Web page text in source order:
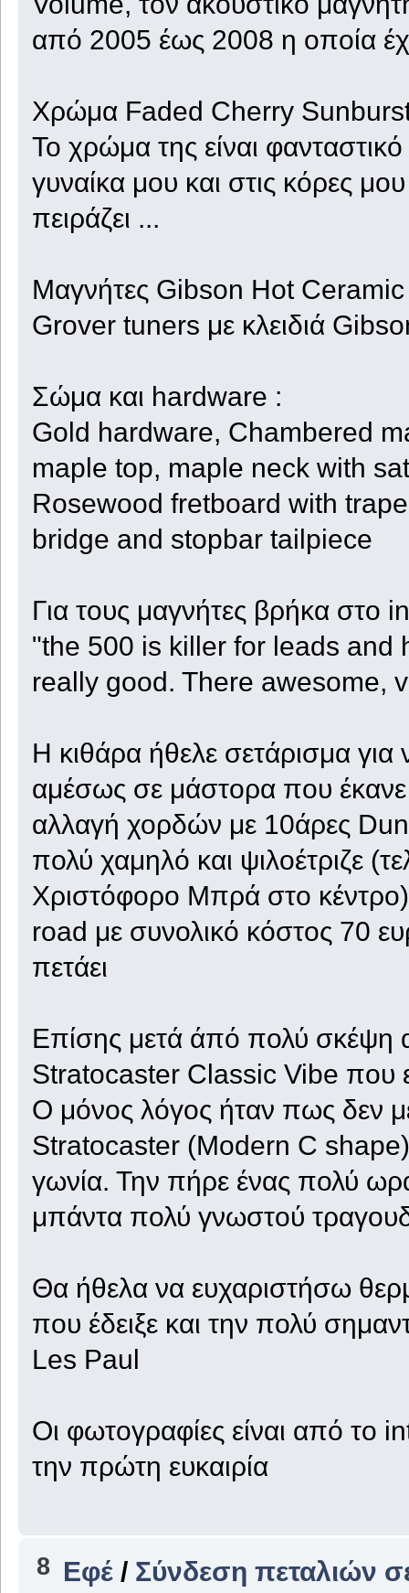
από 2005 έως 2008 η οποία
Χρώμα Faded Cherry
Το χρώμα της είναι
γυναίκα μου και στις κόρες
πειράζει ...
Μαγνήτες Gibson Hot
Grover tuners με κλειδιά
Σώμα και hardware :
Gold hardware, Chambered
maple top, maple neck with
Rosewood fretboard with
bridge and stopbar tailpiece
Για τους μαγνήτες βρήκα στο
"the 500 is killer for leads and
really good. There awesome,
Η κιθάρα ήθελε σετάρισμα για
αμέσως σε μάστορα που
αλλαγή χορδών με 10άρες
πολύ χαμηλό και ψιλοέτριζε
Χριστόφορο Μπρά στο
road με συνολικό κόστος 70
πετάει
Επίσης μετά άπό πολύ
Stratocaster Classic Vibe που
Ο μόνος λόγος ήταν πως δεν
Stratocaster (Modern C shape)
γωνία. Την πήρε ένας πολύ
μπάντα πολύ γνωστού
Θα ήθελα να ευχαριστήσω
που έδειξε και την πολύ
Les Paul
Οι φωτογραφίες είναι από το
την πρώτη ευκαιρία
8 Εφέ / Σύνδεση πεταλιών